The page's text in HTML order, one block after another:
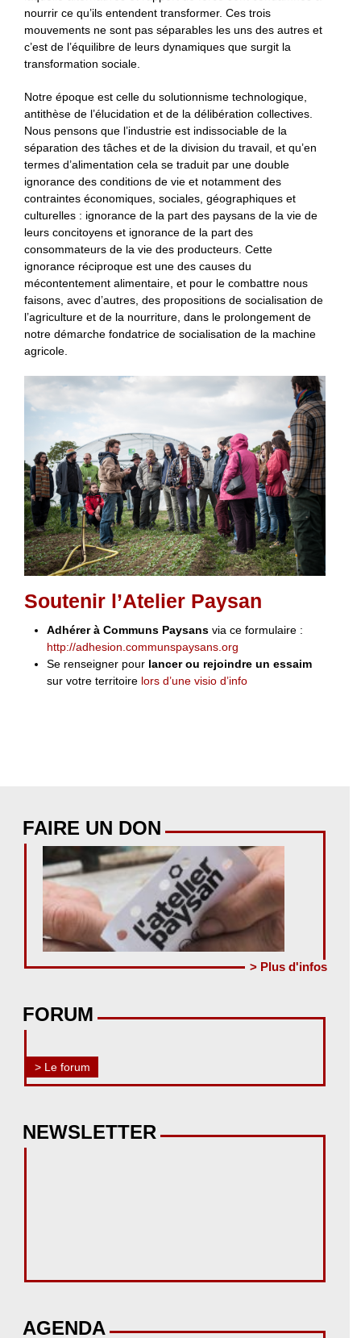
nourrir ce qu’ils entendent transformer. Ces trois
mouvements ne sont pas séparables les uns des autres et
c’est de l’équilibre de leurs dynamiques que surgit la
transformation sociale.
Notre époque est celle du solutionnisme technologique,
antithèse de l’élucidation et de la délibération collectives.
Nous pensons que l’industrie est indissociable de la
séparation des tâches et de la division du travail, et qu’en
termes d’alimentation cela se traduit par une double
ignorance des conditions de vie et notamment des
contraintes économiques, sociales, géographiques et
culturelles : ignorance de la part des paysans de la vie de
leurs concitoyens et ignorance de la part des
consommateurs de la vie des producteurs. Cette
ignorance réciproque est une des causes du
mécontentement alimentaire, et pour le combattre nous
faisons, avec d’autres, des propositions de socialisation de
l’agriculture et de la nourriture, dans le prolongement de
notre démarche fondatrice de socialisation de la machine
agricole.
Soutenir l’Atelier Paysan
Adhérer à Communs Paysans via ce formulaire :
http://adhesion.communspaysans.org
Se renseigner pour lancer ou rejoindre un essaim
sur votre territoire lors d’une visio d’info
FAIRE UN DON
> Plus d'infos
FORUM
> Le forum
NEWSLETTER
AGENDA